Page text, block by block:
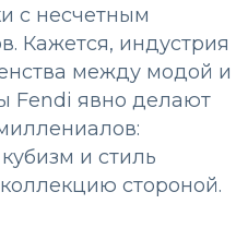
с несчетным
Кажется, индустрия
между модой и
Fendi явно делают
и стиль
стороной.